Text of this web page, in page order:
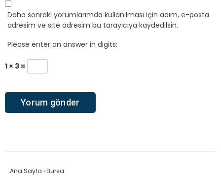
Daha sonraki yorumlarımda kullanılması için adım, e-posta
adresim ve site adresim bu tarayıcıya kaydedilsin.
Please enter an answer in digits:
1 × 3 =
Ana Sayfa ›Bursa